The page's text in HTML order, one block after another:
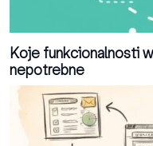
Koje funkcionalnosti
nepotrebne